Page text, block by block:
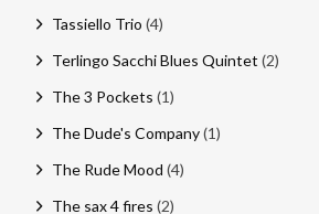
Tassiello Trio (4)
Terlingo Sacchi Blues Quintet (2)
The 3 Pockets (1)
The Dude's Company(1)
The Rude Mood (4)
The sax 4 fires (2)